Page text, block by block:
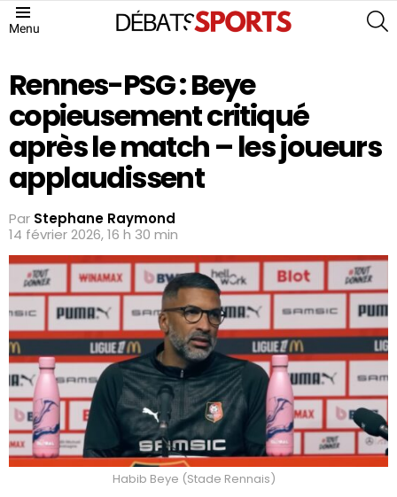
Menu
Rennes-PSG : Beye
copieusement critiqué
après le match – les joueurs
applaudissent
Par Stephane Raymond
14 février 2026, 16 h 30 min
Habib Beye (Stade Rennais)